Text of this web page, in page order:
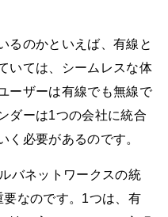
るのかといえば、有線と
いては、シームレスな体
ーザーは有線でも無線で
ダーは1つの会社に統合
く必要があるのです。
バネットワークスの統
なのです。1つは、有